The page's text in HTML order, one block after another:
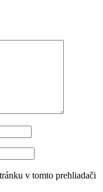
v tomto prehliadači